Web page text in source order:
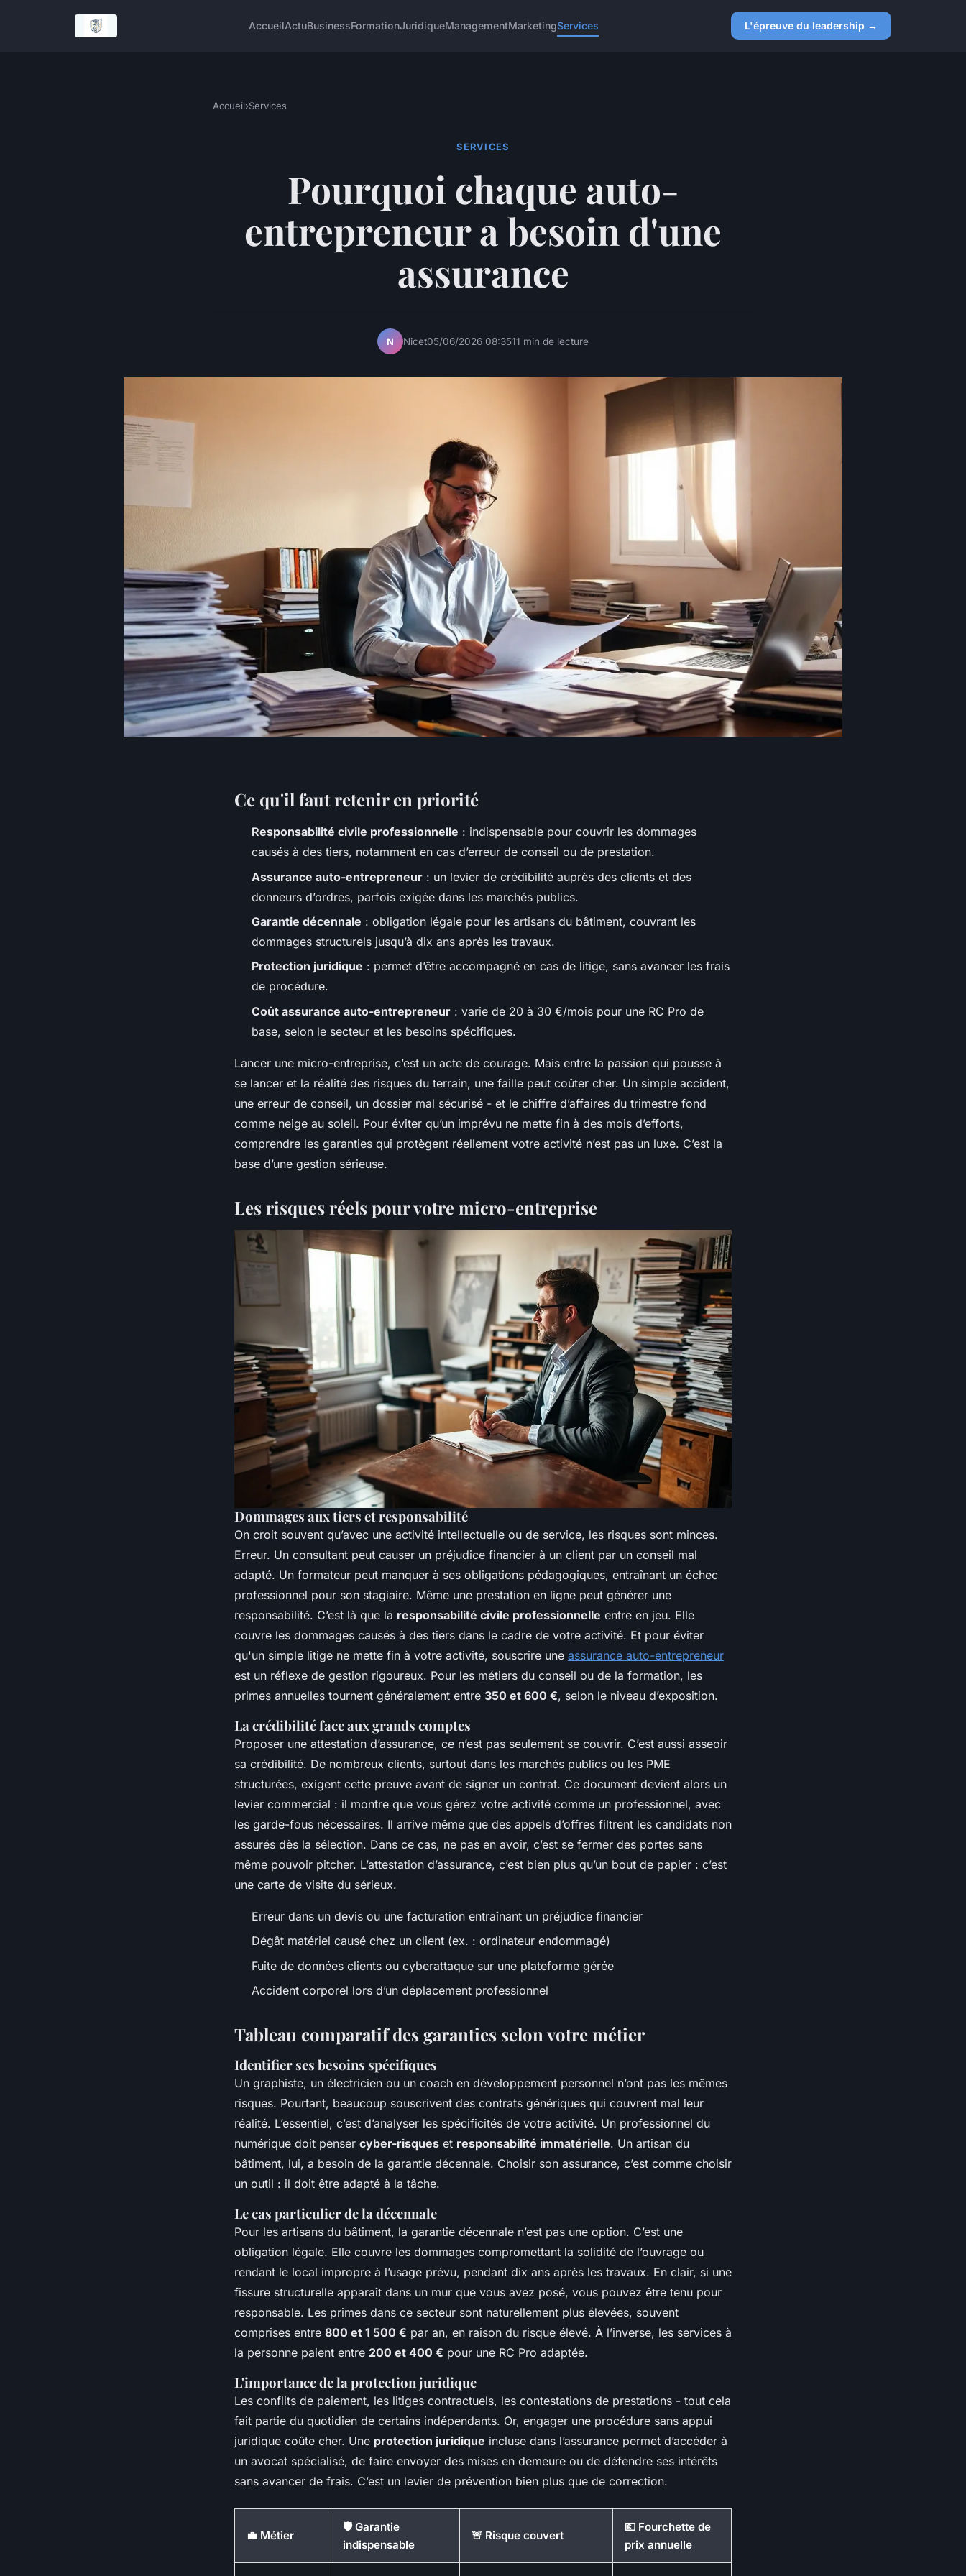
AccueilActuBusinessFormationJuridiqueManagementMarketingServices L'épreuve du leadership →
Accueil›Services
SERVICES
Pourquoi chaque auto-
entrepreneur a besoin d'une
assurance
N Nicet05/06/2026 08:3511 min de lecture
Ce qu'il faut retenir en priorité
Responsabilité civile professionnelle : indispensable pour couvrir les dommages
causés à des tiers, notamment en cas d’erreur de conseil ou de prestation.
Assurance auto-entrepreneur : un levier de crédibilité auprès des clients et des
donneurs d’ordres, parfois exigée dans les marchés publics.
Garantie décennale : obligation légale pour les artisans du bâtiment, couvrant les
dommages structurels jusqu’à dix ans après les travaux.
Protection juridique : permet d’être accompagné en cas de litige, sans avancer les frais
de procédure.
Coût assurance auto-entrepreneur : varie de 20 à 30 €/mois pour une RC Pro de
base, selon le secteur et les besoins spécifiques.
Lancer une micro-entreprise, c’est un acte de courage. Mais entre la passion qui pousse à
se lancer et la réalité des risques du terrain, une faille peut coûter cher. Un simple accident,
une erreur de conseil, un dossier mal sécurisé - et le chiffre d’affaires du trimestre fond
comme neige au soleil. Pour éviter qu’un imprévu ne mette fin à des mois d’efforts,
comprendre les garanties qui protègent réellement votre activité n’est pas un luxe. C’est la
base d’une gestion sérieuse.
Les risques réels pour votre micro-entreprise
Dommages aux tiers et responsabilité
On croit souvent qu’avec une activité intellectuelle ou de service, les risques sont minces.
Erreur. Un consultant peut causer un préjudice financier à un client par un conseil mal
adapté. Un formateur peut manquer à ses obligations pédagogiques, entraînant un échec
professionnel pour son stagiaire. Même une prestation en ligne peut générer une
responsabilité. C’est là que la responsabilité civile professionnelle entre en jeu. Elle
couvre les dommages causés à des tiers dans le cadre de votre activité. Et pour éviter
qu'un simple litige ne mette fin à votre activité, souscrire une assurance auto-entrepreneur
est un réflexe de gestion rigoureux. Pour les métiers du conseil ou de la formation, les
primes annuelles tournent généralement entre 350 et 600 €, selon le niveau d’exposition.
La crédibilité face aux grands comptes
Proposer une attestation d’assurance, ce n’est pas seulement se couvrir. C’est aussi asseoir
sa crédibilité. De nombreux clients, surtout dans les marchés publics ou les PME
structurées, exigent cette preuve avant de signer un contrat. Ce document devient alors un
levier commercial : il montre que vous gérez votre activité comme un professionnel, avec
les garde-fous nécessaires. Il arrive même que des appels d’offres filtrent les candidats non
assurés dès la sélection. Dans ce cas, ne pas en avoir, c’est se fermer des portes sans
même pouvoir pitcher. L’attestation d’assurance, c’est bien plus qu’un bout de papier : c’est
une carte de visite du sérieux.
Erreur dans un devis ou une facturation entraînant un préjudice financier
Dégât matériel causé chez un client (ex. : ordinateur endommagé)
Fuite de données clients ou cyberattaque sur une plateforme gérée
Accident corporel lors d’un déplacement professionnel
Tableau comparatif des garanties selon votre métier
Identifier ses besoins spécifiques
Un graphiste, un électricien ou un coach en développement personnel n’ont pas les mêmes
risques. Pourtant, beaucoup souscrivent des contrats génériques qui couvrent mal leur
réalité. L’essentiel, c’est d’analyser les spécificités de votre activité. Un professionnel du
numérique doit penser cyber-risques et responsabilité immatérielle. Un artisan du
bâtiment, lui, a besoin de la garantie décennale. Choisir son assurance, c’est comme choisir
un outil : il doit être adapté à la tâche.
Le cas particulier de la décennale
Pour les artisans du bâtiment, la garantie décennale n’est pas une option. C’est une
obligation légale. Elle couvre les dommages compromettant la solidité de l’ouvrage ou
rendant le local impropre à l’usage prévu, pendant dix ans après les travaux. En clair, si une
fissure structurelle apparaît dans un mur que vous avez posé, vous pouvez être tenu pour
responsable. Les primes dans ce secteur sont naturellement plus élevées, souvent
comprises entre 800 et 1 500 € par an, en raison du risque élevé. À l’inverse, les services à
la personne paient entre 200 et 400 € pour une RC Pro adaptée.
L'importance de la protection juridique
Les conflits de paiement, les litiges contractuels, les contestations de prestations - tout cela
fait partie du quotidien de certains indépendants. Or, engager une procédure sans appui
juridique coûte cher. Une protection juridique incluse dans l’assurance permet d’accéder à
un avocat spécialisé, de faire envoyer des mises en demeure ou de défendre ses intérêts
sans avancer de frais. C’est un levier de prévention bien plus que de correction.
💼 Métier
🛡️ Garantie
indispensable
🚨 Risque couvert
💶 Fourchette de
prix annuelle